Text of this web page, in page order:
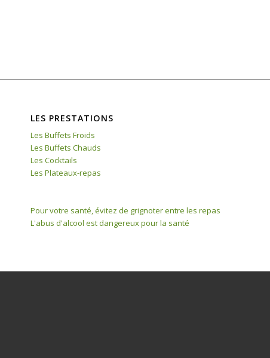
LES PRESTATIONS
Les Buffets Froids
Les Buffets Chauds
Les Cocktails
Les Plateaux-repas
Pour votre santé, évitez de grignoter entre les repas
L'abus d'alcool est dangereux pour la santé